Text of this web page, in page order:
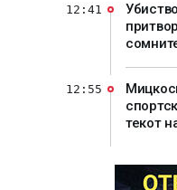
12:41
текот
12:55